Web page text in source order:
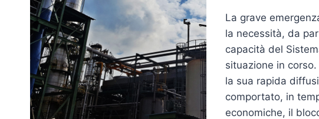
La grave
la necessità, da
capacità del
situazione in
la sua rapida
comportato, in
economiche, il